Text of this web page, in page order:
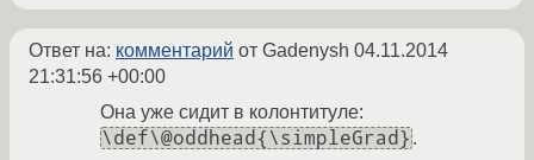
Ответ на: комментарий от Gadenysh 04.11.2014
21:31:56 +00:00
Она уже сидит в колонтитуле:
\def\@oddhead{\simpleGrad} .